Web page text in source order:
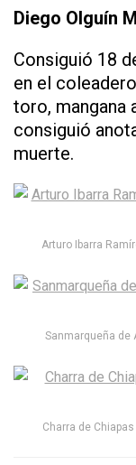
Diego Olguín
Consiguió 18
en el
toro, mangana
consiguió
muerte.
Arturo Ibarra
Sanmarqueña
Charra de